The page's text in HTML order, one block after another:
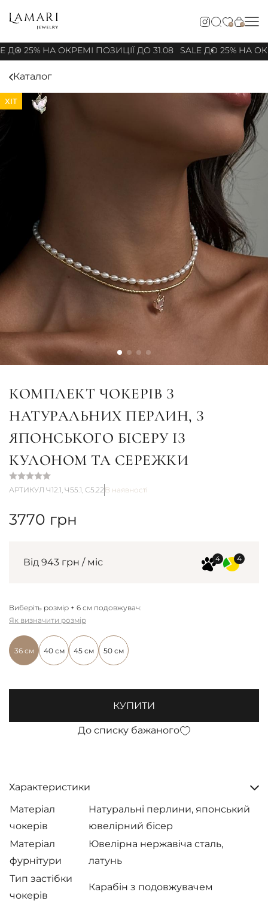
0 0
ДО 25% НА ОКРЕМІ ПОЗИЦІЇ ДО 31.08 SALE ДО 25% НА
Каталог
ХІТ
КОМПЛЕКТ ЧОКЕРІВ З
НАТУРАЛЬНИХ ПЕРЛИН, З
ЯПОНСЬКОГО БІСЕРУ ІЗ
КУЛОНОМ ТА СЕРЕЖКИ
АРТИКУЛ Ч12.1, Ч55.1, С5.22 В наявності
3770 грн
Від 943 грн / міс
Виберіть розмір + 6 см подовжувач:
36 см 40 см 45 см 50 см
Як визначити розмір
КУПИТИ
До списку бажаного
Характеристики
Матеріал
чокерів
Натуральні перлини, японський
ювелірний бісер
Матеріал
фурнітури
Ювелірна нержавіча сталь,
латунь
Тип застібки
чокерів
Карабін з подовжувачем